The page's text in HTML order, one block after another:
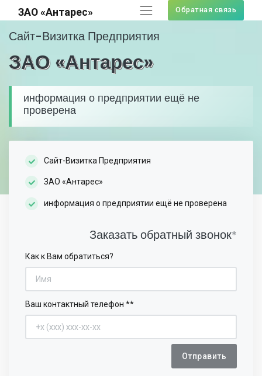
ЗАО «Антарес» Обратная связь
Сайт-Визитка Предприятия
ЗАО «Антарес»
информация о предприятии ещё не
проверена
Сайт-Визитка Предприятия
ЗАО «Антарес»
информация о предприятии ещё не проверена
Заказать обратный звонок*
Как к Вам обратиться?
Ваш контактный телефон **
Отправить